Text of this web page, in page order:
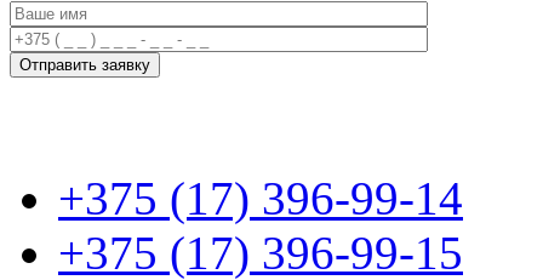
+375 (17) 396-99-14
+375 (17) 396-99-15